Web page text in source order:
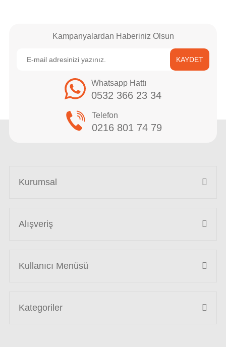
Kampanyalardan Haberiniz Olsun
KAYDET
Whatsapp Hattı
0532 366 23 34
Telefon
0216 801 74 79
Kurumsal
Alışveriş
Kullanıcı Menüsü
Kategoriler